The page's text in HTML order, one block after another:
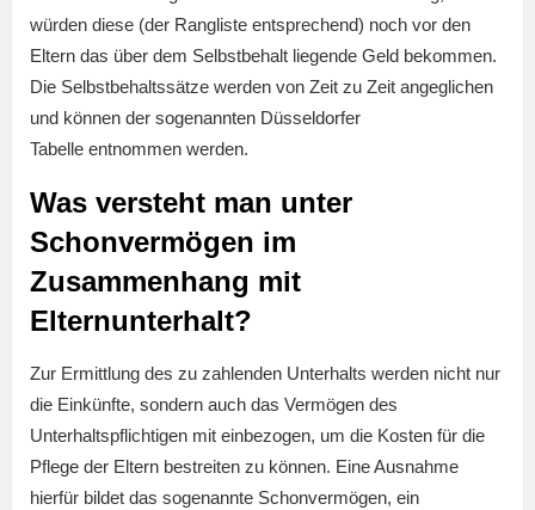
würden diese (der Rangliste entsprechend) noch vor den
Eltern das über dem Selbstbehalt liegende Geld bekommen.
Die Selbstbehaltssätze werden von Zeit zu Zeit angeglichen
und können der sogenannten Düsseldorfer
Tabelle entnommen werden.
Was versteht man unter
Schonvermögen im
Zusammenhang mit
Elternunterhalt?
Zur Ermittlung des zu zahlenden Unterhalts werden nicht nur
die Einkünfte, sondern auch das Vermögen des
Unterhaltspflichtigen mit einbezogen, um die Kosten für die
Pflege der Eltern bestreiten zu können. Eine Ausnahme
hierfür bildet das sogenannte Schonvermögen, ein